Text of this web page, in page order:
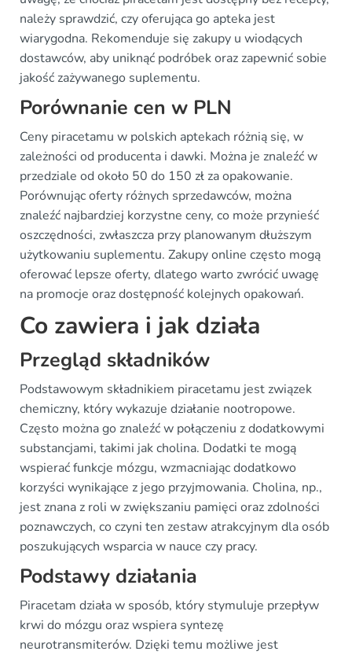
należy sprawdzić, czy oferująca go apteka jest
wiarygodna. Rekomenduje się zakupy u wiodących
dostawców, aby uniknąć podróbek oraz zapewnić sobie
jakość zażywanego suplementu.
Porównanie cen w PLN
Ceny piracetamu w polskich aptekach różnią się, w
zależności od producenta i dawki. Można je znaleźć w
przedziale od około 50 do 150 zł za opakowanie.
Porównując oferty różnych sprzedawców, można
znaleźć najbardziej korzystne ceny, co może przynieść
oszczędności, zwłaszcza przy planowanym dłuższym
użytkowaniu suplementu. Zakupy online często mogą
oferować lepsze oferty, dlatego warto zwrócić uwagę
na promocje oraz dostępność kolejnych opakowań.
Co zawiera i jak działa
Przegląd składników
Podstawowym składnikiem piracetamu jest związek
chemiczny, który wykazuje działanie nootropowe.
Często można go znaleźć w połączeniu z dodatkowymi
substancjami, takimi jak cholina. Dodatki te mogą
wspierać funkcje mózgu, wzmacniając dodatkowo
korzyści wynikające z jego przyjmowania. Cholina, np.,
jest znana z roli w zwiększaniu pamięci oraz zdolności
poznawczych, co czyni ten zestaw atrakcyjnym dla osób
poszukujących wsparcia w nauce czy pracy.
Podstawy działania
Piracetam działa w sposób, który stymuluje przepływ
krwi do mózgu oraz wspiera syntezę
neurotransmiterów. Dzięki temu możliwe jest